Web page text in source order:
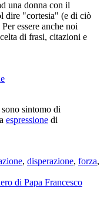
una donna con il
dire "cortesia" (e di ciò
essere anche noi
di frasi, citazioni e
sintomo di
espressione di
, disperazione, forza,
di Papa Francesco